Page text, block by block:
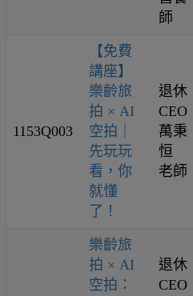
師
1153Q003
【免費
講座】
樂齡旅
拍 × AI
空拍｜
先玩玩
看，你
就懂
了！
退休
CEO
萬秉
恒
老師
樂齡旅
拍 × AI
空拍：
退休
CEO